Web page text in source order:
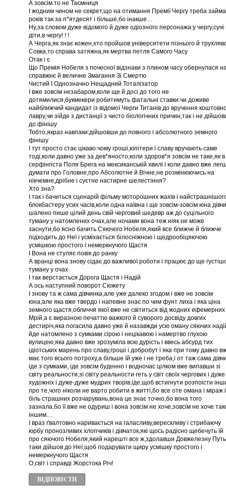
А зовсім то не Таємниця
І жодним чином не секрет,що на отимання Премії Чергу треба
років так за п*ятдесят і більше,бо інакше…
Ну,за словом дуже відомого й дуже одіозного персонажа:у чергу,сучі
діти,в чергу! ! !
А Черга,як знає кожен,хто пройшов університети пізнього й
Совка,то справа затяжна,як мертва петля Самого Часу
Отак і є
Що Премія Нобеля з почесної відзнаки з плином часу обернулася
справжнє й величне Змагання Зі Смертю
Чистий І Однозначно Нещадний Тоталізатор
І вже зовсім незабаром,коли ще й досі до того не
дотямилися,букмекери робитимуть фатальні ставки:чи доживе
найближчий кандидат із відомої Черги Титанів до вручення
лавру,чи зійде з дистанції з чисто біологічних причин,так і не
до фінішу
Тобто,якраз навпаки:дійшовши до повного і абсолютного земного
фінішу
І тут просто стає цікаво:чому гроші,юпітери і славу вручають саме
тоді,коли давно уже за дев*яносто,коли здоров*я зовсім не таке,як в
серфінгіста Поля Брега на мексиканській хвилі і коли давно вже
думати про Головне,про Абсолютне й Вічне,не розмінюючись на
нікчемне,дрібне і суєтне настирне шелестіння?
Хто зна?
І так і бачиться сценарій фільму моторошних жахів і
блокбастеру усих часів,коли одна наївна і ще зовсім-зовсім юна
шалено пише цілий день свій черговий шедевр аж до суцільного
туману у натомлених очах,але ночами вона теж ніяк не може
заснути,бо ясно бачить Сяючого Нобеля,який все ближче й ближче
підходить до Неї і усміхається білосніжною і щедрообіцяючою
усмішкою простого і немеркнучого Щастя
І Вона не стуляє повік до ранку
А вранці вона знову сідає до важливої роботи і працює до ще
туману у очах
І так верстається Дорога Щастя і Надій
А ось наступний поворот Сюжету
І знову та ж сама дівчинка,але уже далеко згодом і вже не зовсім
юна,але яка вже твердо і напевне знає по чим фунт лиха і яка ціна
земного щастя,обличчя якої вже не світиться від жодних ефемерних
Мрій,а є виразною печаттю важкого й суворого досвіду довгих
дестиріч,яка погасила давно уже й назавжди усю оману сяючих
йде натомлено з сумками сірою і нецікавою і намертво глухою
вулицею,яка давно вже зрозуміла всю дурість і ввесь абсурд тих
ідіотських марень про славу,гроші і добробут і яка при тому давно
має того всього потроху,а більше їй уже і не треба,і от таж сама
іде з сумками, іде зовсім буденно і водночас цілком вже випавши зі
світу реальности,зі світу реальности геть у світ своїх чергових і дуже
художніх і дуже-дуже мудрих творів,іде,щоб встигнути розпоісти
про те,чого ніколи не варто робити в житті,бо все оте омана і міраж і
біль страшних розчарувань,вона це знає точно,бо вона того
зазнала,бо її вже не одуриш і вона зовсім не хоче,зовсім не хоче
іншим…
І враз ґвалтовно наривається на галасливу,верескливу і стрибаючу
юрбу пронозливих хлопчиків і дівчаток,які щось радісно щебечуть їй
про сяючого Нобеля,який нарешті все ж,здолавши Довжелезну
таки дійшов до Неї,щоб подарувати щиру усмішку простого і
немеркнучого Щастя
О,світ і справді Жорстока Річ!
ВІДПОВІCТИ